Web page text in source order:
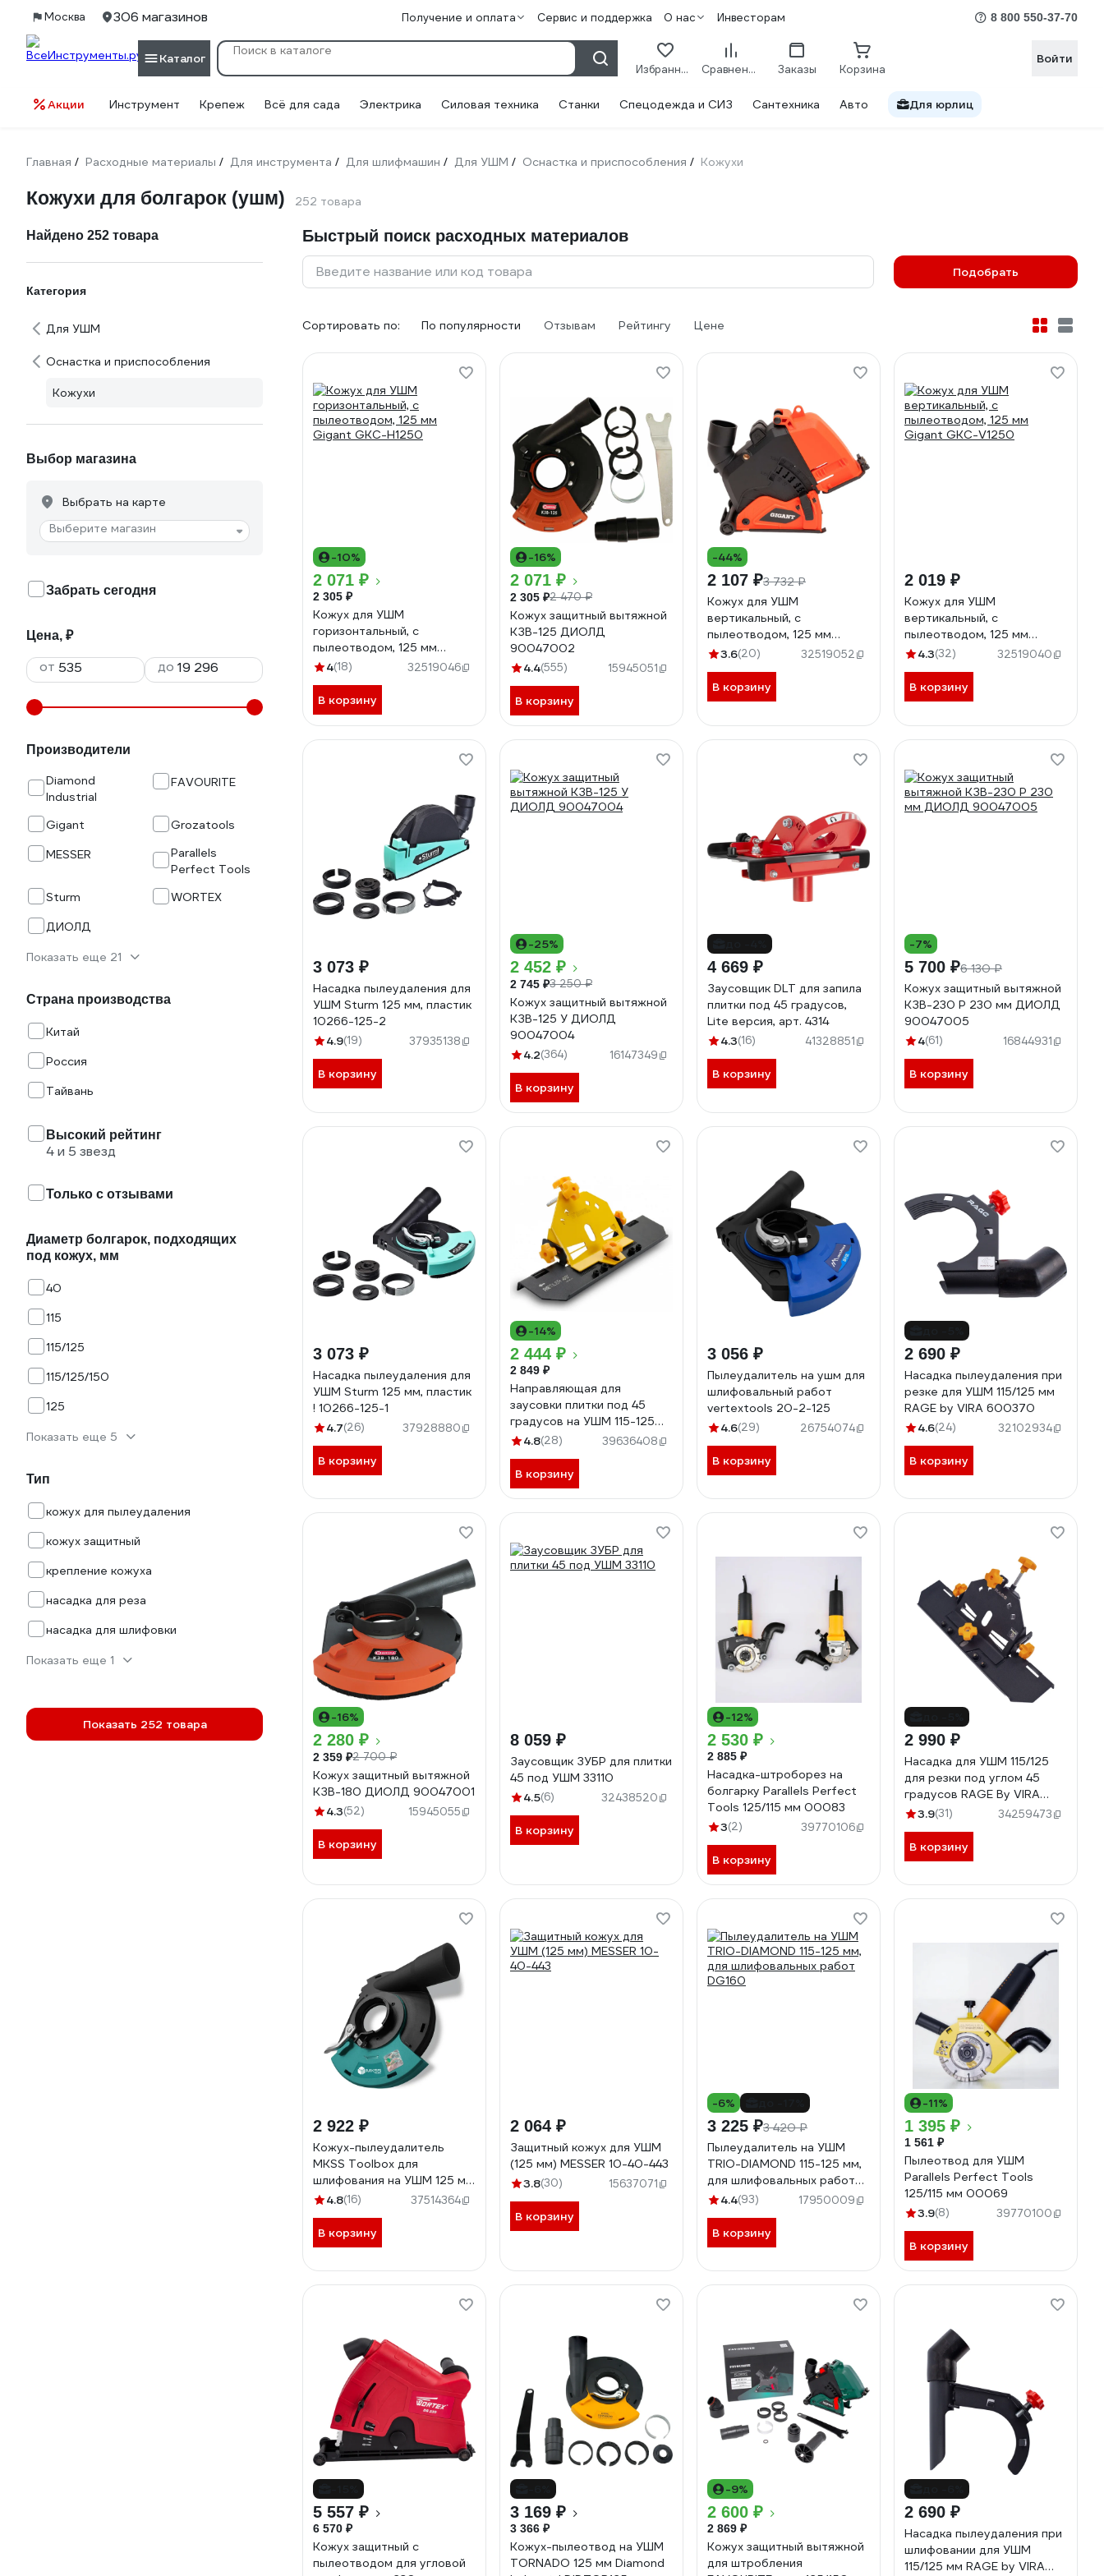
Москва 306 магазинов Получение и оплата Сервис и поддержка О нас Инвесторам 8 800 550-37-70
Каталог
Избранное Сравнение Заказы Корзина
Войти
Акции Инструмент Крепеж Всё для сада Электрика Силовая техника Станки Спецодежда и СИЗ Сантехника Авто Для юрлиц
Главная / Расходные материалы / Для инструмента / Для шлифмашин / Для УШМ / Оснастка и приспособления / Кожухи
Кожухи для болгарок (ушм) 252 товара
Найдено 252 товара
Категория
Для УШМ
Оснастка и приспособления
Кожухи
Выбор магазина
Выбрать на карте
Выберите магазин
Забрать сегодня
Цена, ₽
от до
Производители
Diamond
Industrial
FAVOURITE
Gigant
Grozatools
MESSER
Parallels
Perfect Tools
Sturm
WORTEX
ДИОЛД
Показать еще 21
Страна производства
Китай
Россия
Тайвань
Высокий рейтинг
4 и 5 звезд
Только с отзывами
Диаметр болгарок, подходящих
под кожух, мм
40
115
115/125
115/125/150
125
Показать еще 5
Тип
кожух для пылеудаления
кожух защитный
крепление кожуха
насадка для реза
насадка для шлифовки
Показать еще 1
Показать 252 товара
Быстрый поиск расходных материалов
Введите название или код товара Подобрать
Сортировать по: По популярности Отзывам Рейтингу Цене
-10%
2 071 ₽
2 305 ₽
Кожух для УШМ
горизонтальный, с
пылеотводом, 125 мм
Gigant GKC-H1250
4(18) 32519046
В корзину
-16%
2 071 ₽
2 305 ₽2 470 ₽
Кожух защитный вытяжной
КЗВ-125 ДИОЛД
90047002
4.4(555) 15945051
В корзину
-44%
2 107 ₽3 732 ₽
Кожух для УШМ
вертикальный, с
пылеотводом, 125 мм
Gigant GKC-V1255
3.6(20) 32519052
В корзину
2 019 ₽
Кожух для УШМ
вертикальный, с
пылеотводом, 125 мм
Gigant GKC-V1250
4.3(32) 32519040
В корзину
3 073 ₽
Насадка пылеудаления для
УШМ Sturm 125 мм, пластик
10266-125-2
4.9(19) 37935138
В корзину
-25%
2 452 ₽
2 745 ₽3 250 ₽
Кожух защитный вытяжной
КЗВ-125 У ДИОЛД
90047004
4.2(364) 16147349
В корзину
4 669 ₽
Заусовщик DLT для запила
плитки под 45 градусов,
Lite версия, арт. 4314
4.3(16) 41328851
В корзину
-7%
5 700 ₽6 130 ₽
Кожух защитный вытяжной
КЗВ-230 Р 230 мм ДИОЛД
90047005
4(61) 16844931
В корзину
3 073 ₽
Насадка пылеудаления для
УШМ Sturm 125 мм, пластик
! 10266-125-1
4.7(26) 37928880
В корзину
-14%
2 444 ₽
2 849 ₽
Направляющая для
заусовки плитки под 45
градусов на УШМ 115-125
мм RETILER Diamond
4.8(28) 39636408
В корзину
3 056 ₽
Пылеудалитель на ушм для
шлифовальный работ
vertextools 20-2-125
4.6(29) 26754074
В корзину
2 690 ₽
Насадка пылеудаления при
резке для УШМ 115/125 мм
RAGE by VIRA 600370
4.6(24) 32102934
В корзину
-16%
2 280 ₽
2 359 ₽2 700 ₽
Кожух защитный вытяжной
КЗВ-180 ДИОЛД 90047001
4.3(52) 15945055
В корзину
8 059 ₽
Заусовщик ЗУБР для плитки
45 под УШМ 33110
4.5(6) 32438520
В корзину
-12%
2 530 ₽
2 885 ₽
Насадка-штроборез на
болгарку Parallels Perfect
Tools 125/115 мм 00083
3(2) 39770106
В корзину
2 990 ₽
Насадка для УШМ 115/125
для резки под углом 45
градусов RAGE By VIRA
600372
3.9(31) 34259473
В корзину
2 922 ₽
Кожух-пылеудалитель
MKSS Toolbox для
шлифования на УШМ 125 мм
PU1250
4.8(16) 37514364
В корзину
2 064 ₽
Защитный кожух для УШМ
(125 мм) MESSER 10-40-443
3.8(30) 15637071
В корзину
-6%
3 225 ₽3 420 ₽
Пылеудалитель на УШМ
TRIO-DIAMOND 115-125 мм,
для шлифовальных работ
DG160
4.4(93) 17950009
В корзину
-11%
1 395 ₽
1 561 ₽
Пылеотвод для УШМ
Parallels Perfect Tools
125/115 мм 00069
3.9(8) 39770100
В корзину
5 557 ₽
6 570 ₽
Кожух защитный с
пылеотводом для угловой
3 169 ₽
3 366 ₽
Кожух-пылеотвод на УШМ
TORNADO 125 мм Diamond
-9%
2 600 ₽
2 869 ₽
Кожух защитный вытяжной
для штробления
2 690 ₽
Насадка пылеудаления при
шлифовании для УШМ
115/125 мм RAGE by VIRA